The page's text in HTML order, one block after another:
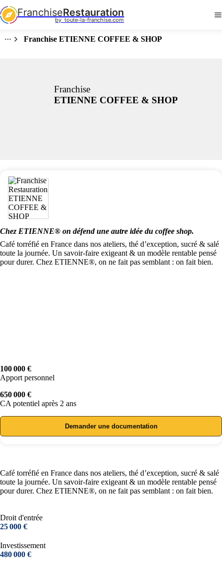
FranchiseRestauration
by  toute-la-franchise.com
Franchise ETIENNE COFFEE & SHOP
Franchise
ETIENNE COFFEE & SHOP
Chez ETIENNE® on défend une autre idée du coffee shop.
Café torréfié en France dans nos ateliers, thé d’exception, sucré & salé
toute la journée. Un savoir-faire exigeant & un modèle rentable pensé
pour durer. Chez ETIENNE®, on ne fait pas semblant : on fait bien.
100 000 €
Apport personnel
650 000 €
CA potentiel après 2 ans
Demander une documentation
Café torréfié en France dans nos ateliers, thé d’exception, sucré & salé
toute la journée. Un savoir-faire exigeant & un modèle rentable pensé
pour durer. Chez ETIENNE®, on ne fait pas semblant : on fait bien.
Droit d'entrée
25 000 €
Investissement
480 000 €